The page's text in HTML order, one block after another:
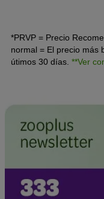
*PRVP = Precio
normal = El precio más
útimos 30 días. **Ver